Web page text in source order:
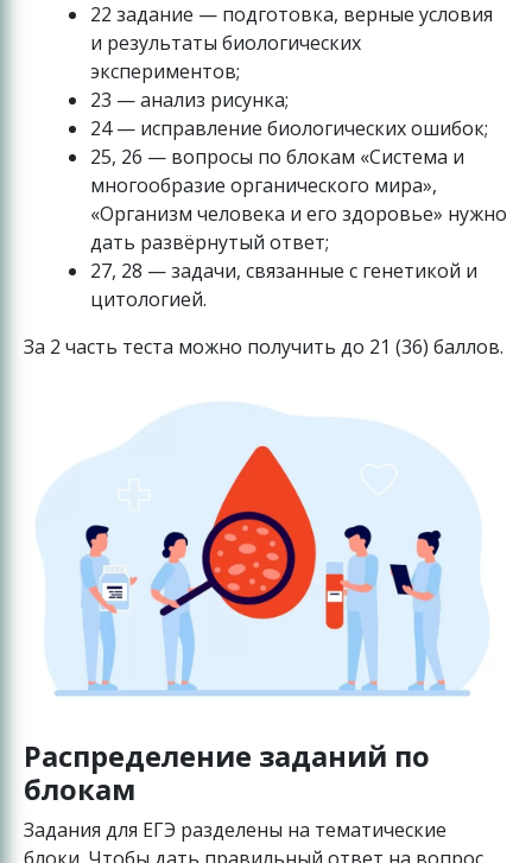
22 задание — подготовка, верные условия
и результаты биологических
экспериментов;
23 — анализ рисунка;
24 — исправление биологических ошибок;
25, 26 — вопросы по блокам «Система и
многообразие органического мира»,
«Организм человека и его здоровье» нужно
дать развёрнутый ответ;
27, 28 — задачи, связанные с генетикой и
цитологией.
За 2 часть теста можно получить до 21 (36) баллов.
Распределение заданий по
блокам
Задания для ЕГЭ разделены на тематические
блоки. Чтобы дать правильный ответ на вопрос